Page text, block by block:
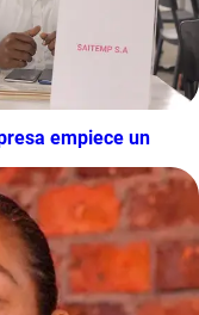
empiece un